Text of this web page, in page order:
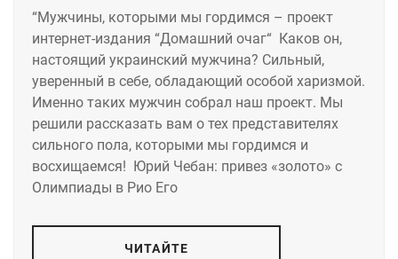
“Мужчины, которыми мы гордимся – проект
интернет-издания “Домашний очаг“ Каков он,
настоящий украинский мужчина? Сильный,
уверенный в себе, обладающий особой харизмой.
Именно таких мужчин собрал наш проект. Мы
решили рассказать вам о тех представителях
сильного пола, которыми мы гордимся и
восхищаемся! Юрий Чебан: привез «золото» с
Олимпиады в Рио Его
ЧИТАЙТЕ